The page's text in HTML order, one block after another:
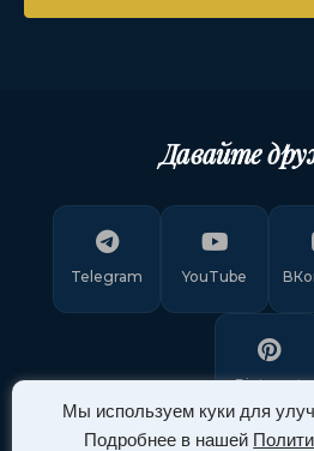
Мы используем куки для
Подробнее в нашей
Давайте
Telegram YouTube
Pinterest